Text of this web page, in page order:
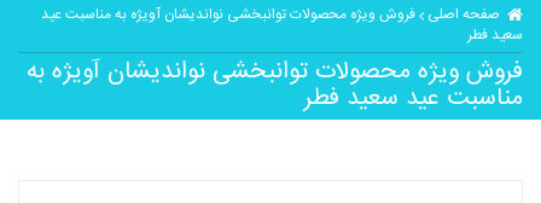
صفحه اصلی فروش ویژه محصولات توانبخشی نواندیشان آویژه به مناسبت عید
سعید فطر
فروش ویژه محصولات توانبخشی نواندیشان آویژه به
مناسبت عید سعید فطر